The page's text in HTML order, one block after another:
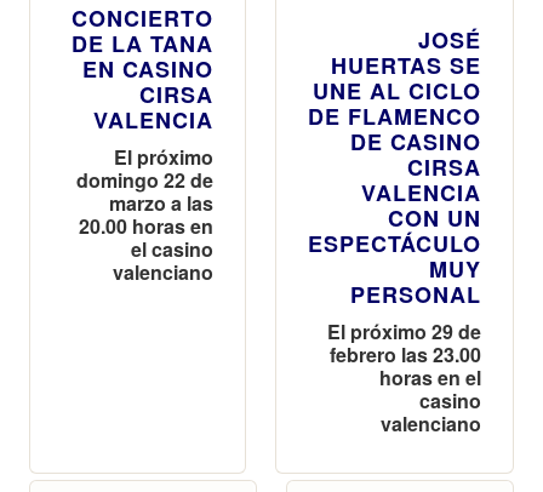
CONCIERTO
DE LA TANA
EN CASINO
CIRSA
VALENCIA
El próximo
domingo 22 de
marzo a las
20.00 horas en
el casino
valenciano
JOSÉ
HUERTAS SE
UNE AL CICLO
DE FLAMENCO
DE CASINO
CIRSA
VALENCIA
CON UN
ESPECTÁCULO
MUY
PERSONAL
El próximo 29 de
febrero las 23.00
horas en el
casino
valenciano